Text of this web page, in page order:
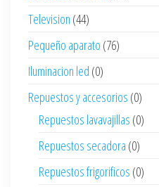
Television (44)
Pequeño aparato (76)
Iluminacion led (0)
Repuestos y accesorios (0)
Repuestos lavavajillas (0)
Repuestos secadora (0)
Repuestos frigorificos (0)